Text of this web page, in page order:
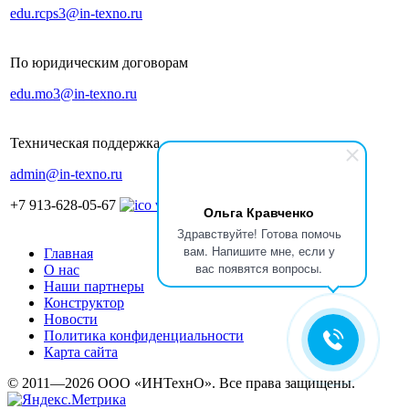
Ольга Кравченко
Здравствуйте! Готова помочь
вам. Напишите мне, если у
вас появятся вопросы.
edu.rcps3@in-texno.ru
По юридическим договорам
edu.mo3@in-texno.ru
Техническая поддержка
admin@in-texno.ru
+7 913-628-05-67
Главная
О нас
Наши партнеры
Конструктор
Новости
Политика конфиденциальности
Карта сайта
© 2011—2026 ООО «ИНТехнО». Все права защищены.